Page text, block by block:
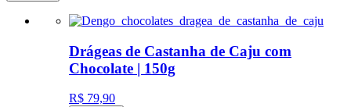
Drágeas de Castanha de Caju com
Chocolate | 150g
R$ 79,90